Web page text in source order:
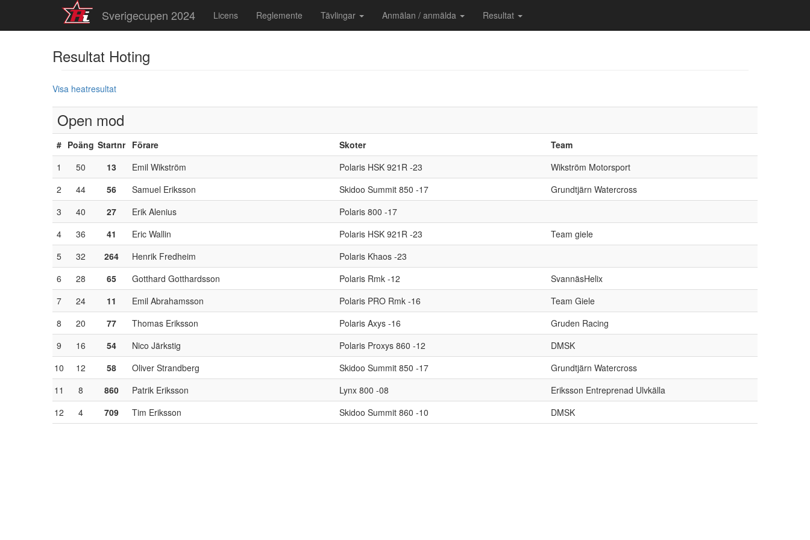
Sverigecupen 2024 Licens Reglemente Tävlingar Anmälan / anmälda Resultat
Resultat Hoting
Visa heatresultat
Open mod
# Poäng Startnr Förare Skoter
Team
1
50 13 Emil Wikström Polaris HSK 921R -23
Wikström Motorsport
2
44 56 Samuel Eriksson Skidoo Summit 850 -17
Grundtjärn Watercross
3
40 27 Erik Alenius
Polaris 800 -17
4
36 41 Eric Wallin Polaris HSK 921R -23
Team giele
5
32 264 Henrik Fredheim
Polaris Khaos -23
6
28 65 Gotthard Gotthardsson Polaris Rmk -12
SvannäsHelix
7
24 11 Emil Abrahamsson Polaris PRO Rmk -16
Team Giele
8
20 77 Thomas Eriksson Polaris Axys -16
Gruden Racing
9
16 54 Nico Järkstig Polaris Proxys 860 -12
DMSK
10
12 58 Oliver Strandberg Skidoo Summit 850 -17
Grundtjärn Watercross
11
8 860 Patrik Eriksson Lynx 800 -08
Eriksson Entreprenad Ulvkälla
12
4 709 Tim Eriksson Skidoo Summit 860 -10 DMSK